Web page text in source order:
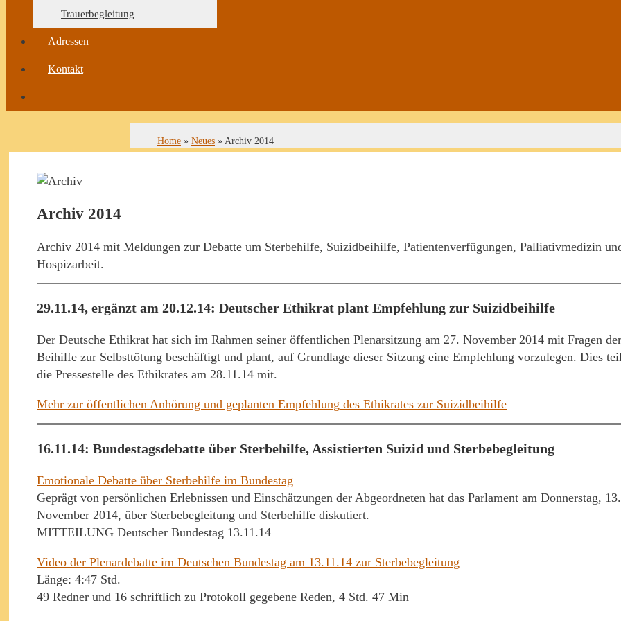
Trauerbegleitung
Adressen
Kontakt
Home » Neues » Archiv 2014
Archiv 2014
Archiv 2014 mit Meldungen zur Debatte um Sterbehilfe, Suizidbeihilfe, Patientenverfügungen, Palliativmedizin
Hospizarbeit.
29.11.14, ergänzt am 20.12.14: Deutscher Ethikrat plant Empfehlung zur Suizidbeihilfe
Der Deutsche Ethikrat hat sich im Rahmen seiner öffentlichen Plenarsitzung am 27. November 2014 mit Fragen der
Beihilfe zur Selbsttötung beschäftigt und plant, auf Grundlage dieser Sitzung eine Empfehlung vorzulegen. Dies
die Pressestelle des Ethikrates am 28.11.14 mit.
Mehr zur öffentlichen Anhörung und geplanten Empfehlung des Ethikrates zur Suizidbeihilfe
16.11.14: Bundestagsdebatte über Sterbehilfe, Assistierten Suizid und Sterbebegleitung
Emotionale Debatte über Sterbehilfe im Bundestag
Geprägt von persönlichen Erlebnissen und Einschätzungen der Abgeordneten hat das Parlament am Donnerstag, 13.
November 2014, über Sterbebegleitung und Sterbehilfe diskutiert.
MITTEILUNG Deutscher Bundestag 13.11.14
Video der Plenardebatte im Deutschen Bundestag am 13.11.14 zur Sterbebegleitung
Länge: 4:47 Std.
49 Redner und 16 schriftlich zu Protokoll gegebene Reden, 4 Std. 47 Min